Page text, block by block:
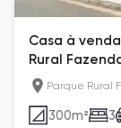
Casa à
Rural
300 m²
Parque Rural
300m² 3